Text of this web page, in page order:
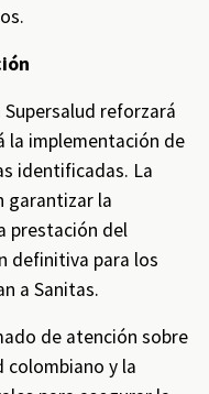
reforzará
la implementación de
identificadas. La
garantizar la
prestación del
definitiva para los
a Sanitas.
de atención sobre
colombiano y la